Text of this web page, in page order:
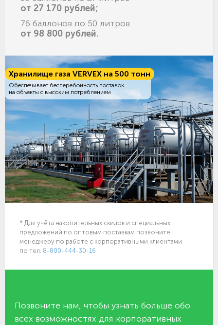
от 27 170 рублей;
76 баллонов по 50 литров
от 98 800 рублей.
Хранилище газа VERVEX на 500 тонн
Обеспечивает бесперебойность поставок
на объекты с высоким потреблением
* Для учёта накопительных скидок и специальных
предложений по оптовым поставкам позвоните
менеджеру по работе с корпоративными клиентами
по тел. 8-800-444-30-16
Позвоните нам, чтобы узнать больше обо
всех возможностях для корпоративных